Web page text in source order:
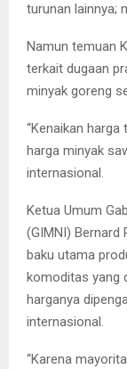
turunan lainnya;
Namun temuan
terkait dugaan
minyak goreng
“Kenaikan harga
harga minyak
internasional.
Ketua Umum
(GIMNI) Bernard
baku utama
komoditas yang
harganya
internasional.
“Karena